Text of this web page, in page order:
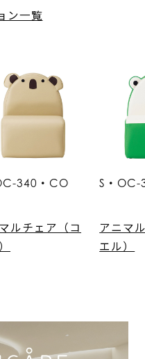
ン一覧
340・CO
ルチェア（コ
S・OC-
アニマ
エル）